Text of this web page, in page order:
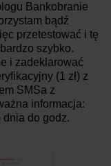
Bankobranie
bądź
przetestować i tę
szybko.
i zadeklarować
(1 zł) z
SMSa z
informacja:
do godz.